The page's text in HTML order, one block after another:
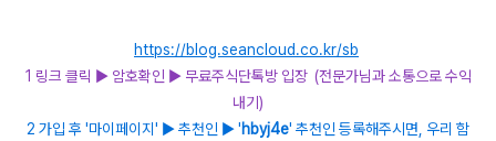
https://blog.seancloud.co.kr/sb
1 링크 클릭 ► 암호확인 ►무료주식단톡방 입장 (전문가님과 소통으로 수익
내기)
2 가입 후 '마이페이지' ► 추천인 ► 'hbyj4e' 추천인 등록해주시면, 우리 함